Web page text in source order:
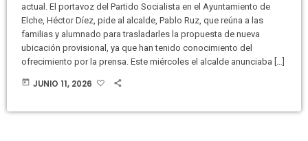
actual. El portavoz del Partido Socialista en el Ayuntamiento de
Elche, Héctor Díez, pide al alcalde, Pablo Ruz, que reúna a las
familias y alumnado para trasladarles la propuesta de nueva
ubicación provisional, ya que han tenido conocimiento del
ofrecimiento por la prensa. Este miércoles el alcalde anunciaba […]
today JUNIO 11, 2026